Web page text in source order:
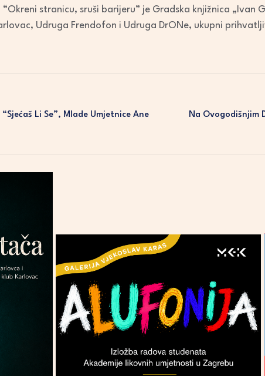
stranicu, sruši barijeru” je Gradska knjižnica „Ivan
Udruga Frendofon i Udruga DrONe, ukupni
Li Se”, Mlade Umjetnice Ane
Na Ovogodišnjim